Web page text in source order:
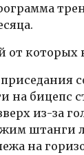
от которых
на бицепс
из-за
штанги
на